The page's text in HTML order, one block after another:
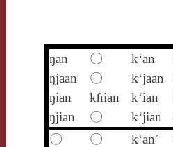
ŋan 〇 k‘an
ŋjaan
〇 k‘jaan
ŋian
kɦian k‘ian
ŋjian
〇 k‘jian
〇
〇 k‘an´